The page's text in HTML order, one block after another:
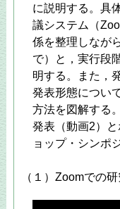
に説明する。具
議システム（
係を整理しなが
で）と，実行段
明する。また，
発表形態につい
方法を図解する
発表（動画2）
ョップ・シンポ
（１）Zoomでの